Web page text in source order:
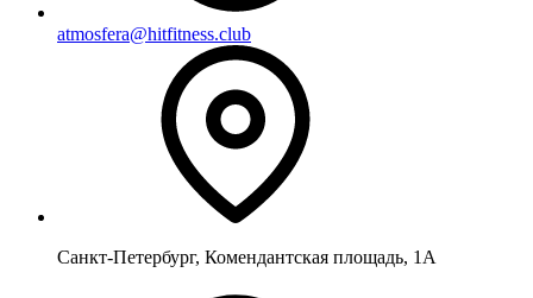
atmosfera@hitfitness.club
Санкт-Петербург, Комендантская площадь, 1А